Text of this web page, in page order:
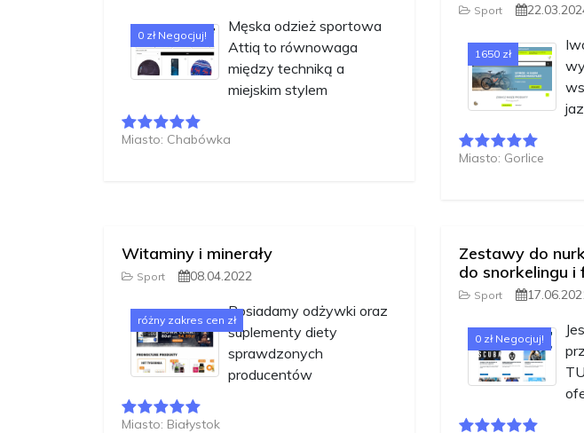
0 zł Negocjuj!
Męska odzież sportowa
Attiq to równowaga
między techniką a
miejskim stylem
Miasto: Chabówka
Sport
1650 zł
Miasto: Gorlice
Witaminy i minerały
Sport 08.04.2022
różny zakres cen zł
Posiadamy odżywki oraz
suplementy diety
sprawdzonych
producentów
Miasto: Białystok
Zestawy do
do snorkelingu i
Sport
0 zł Negocjuj!